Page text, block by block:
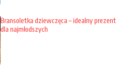
Bransoletka dziewczęca – idealny prezent
dla najmłodszych